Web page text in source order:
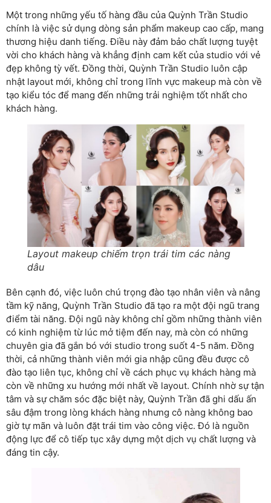
Một trong những yếu tố hàng đầu của Quỳnh Trần Studio
chính là việc sử dụng dòng sản phẩm makeup cao cấp, mang
thương hiệu danh tiếng. Điều này đảm bảo chất lượng tuyệt
vời cho khách hàng và khẳng định cam kết của studio với vẻ
đẹp không tỳ vết. Đồng thời, Quỳnh Trần Studio luôn cập
nhật layout mới, không chỉ trong lĩnh vực makeup mà còn về
tạo kiểu tóc để mang đến những trải nghiệm tốt nhất cho
khách hàng.
Layout makeup chiếm trọn trái tim các nàng
dâu
Bên cạnh đó, việc luôn chú trọng đào tạo nhân viên và nâng
tầm kỹ năng, Quỳnh Trần Studio đã tạo ra một đội ngũ trang
điểm tài năng. Đội ngũ này không chỉ gồm những thành viên
có kinh nghiệm từ lúc mở tiệm đến nay, mà còn có những
chuyên gia đã gắn bó với studio trong suốt 4-5 năm. Đồng
thời, cả những thành viên mới gia nhập cũng đều được cô
đào tạo liên tục, không chỉ về cách phục vụ khách hàng mà
còn về những xu hướng mới nhất về layout. Chính nhờ sự tận
tâm và sự chăm sóc đặc biệt này, Quỳnh Trần đã ghi dấu ấn
sâu đậm trong lòng khách hàng nhưng cô nàng không bao
giờ tự mãn và luôn đặt trái tim vào công việc. Đó là nguồn
động lực để cô tiếp tục xây dựng một dịch vụ chất lượng và
đáng tin cậy.